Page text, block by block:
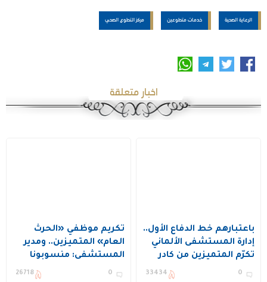
الرعاية الصحية خدمات متطوعين مركز التطوع الصحي
اخبار متعلقة
باعتبارهم خط الدفاع الأول..
إدارة المستشفى الألماني
تكرّم المتميزين من كادر
التمريض (صور)
0
33434
تكريم موظفي «الحرث
العام» المتميزين.. ومدير
المستشفى: منسوبونا
ركيزة تحقيق الجودة
0
26718